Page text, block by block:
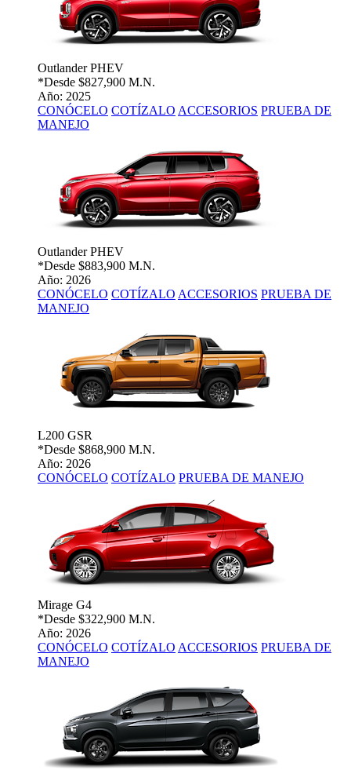
Outlander PHEV
*Desde $827,900 M.N.
Año: 2025
CONÓCELO COTÍZALO ACCESORIOS PRUEBA DE
MANEJO
Outlander PHEV
*Desde $883,900 M.N.
Año: 2026
CONÓCELO COTÍZALO ACCESORIOS PRUEBA DE
MANEJO
L200 GSR
*Desde $868,900 M.N.
Año: 2026
CONÓCELO COTÍZALO PRUEBA DE MANEJO
Mirage G4
*Desde $322,900 M.N.
Año: 2026
CONÓCELO COTÍZALO ACCESORIOS PRUEBA DE
MANEJO